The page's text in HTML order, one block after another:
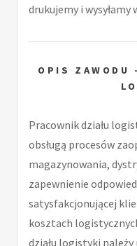
drukujemy i wysyłamy
OPIS ZAWODU
Pracownik działu
obsługą procesów
magazynowania,
zapewnienie
satysfakcjonującej
kosztach
działu logistyki